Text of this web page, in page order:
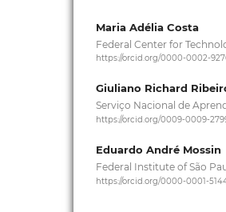
Maria Adélia Costa
Federal Center for
https://orcid.org/0000-0002-
Giuliano Richard
Serviço Nacional de
https://orcid.org/0009-0009-
Eduardo André Mossin
Federal Institute of São
https://orcid.org/0000-0001-